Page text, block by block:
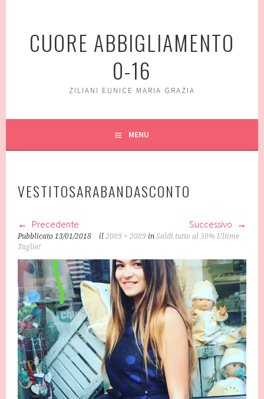
contenutoCUORE ABBIGLIAMENTO
0-16
ZILIANI EUNICE MARIA GRAZIA
MENU
VESTITOSARABANDASCONTO
Precedente Successivo
Pubblicato13/01/2018 il2089 × 2089 inSaldi tutto al 50% Ultime
Taglie!